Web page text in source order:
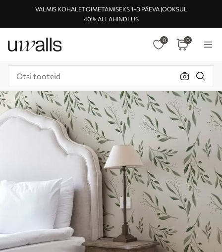
VALMIS KOHALETOIMETAMISEKS 1–3 PÄEVA JOOKSUL
40% ALLAHINDLUS
0 0